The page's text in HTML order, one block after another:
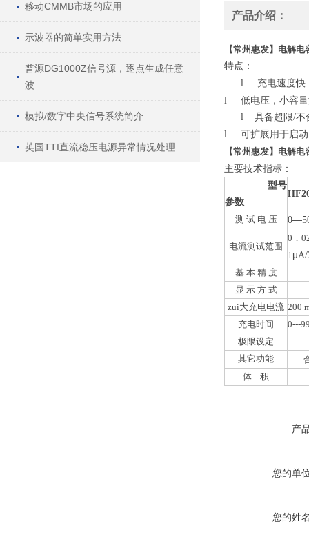
移动CMMB市场的应用
示波器的简单实用方法
普源DG1000Z信号源，逐点生成任意
波
模拟/数字中央信号系统简介
英国TTI直流稳压电源异常情况处理
产品介绍：
【常州惠发】电解
特点：
l 充电速度快
l 低电压，小容
l 具备超限/不
l 可扩展用于启
【常州惠发】电解
主要技术指标：
型号
参数
测 试 电 压 0—
电流测试范围
0．
1µA/
基 本 精 度
显 示 方 式
zui大充电电流 200
充电时间
0---
极限设定
其它功能
体 积
产
您的单
您的姓